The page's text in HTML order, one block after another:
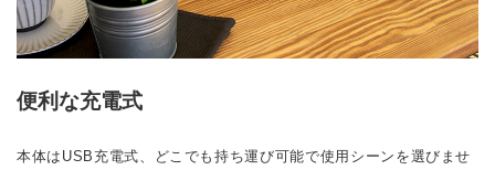
便利な充電式
本体はUSB充電式、どこでも持ち運び可能で使用シーンを選びませ